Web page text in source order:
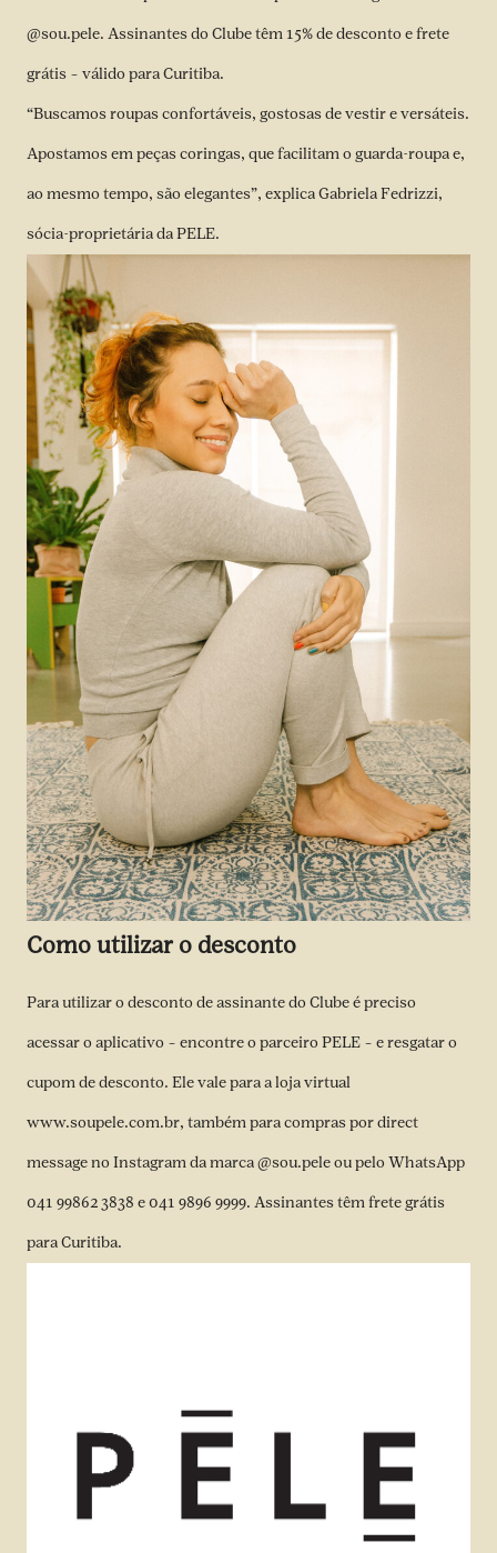
@sou.pele. Assinantes do Clube têm 15% de desconto e frete
grátis – válido para Curitiba.
“Buscamos roupas confortáveis, gostosas de vestir e versáteis.
Apostamos em peças coringas, que facilitam o guarda-roupa e,
ao mesmo tempo, são elegantes”, explica Gabriela Fedrizzi,
sócia-proprietária da PELE.
Como utilizar o desconto
Para utilizar o desconto de assinante do Clube é preciso
acessar o aplicativo – encontre o parceiro PELE – e resgatar o
cupom de desconto. Ele vale para a loja virtual
www.soupele.com.br, também para compras por direct
message no Instagram da marca@sou.peleou pelo WhatsApp
041 99862 3838 e 041 9896 9999. Assinantes têm frete grátis
para Curitiba.